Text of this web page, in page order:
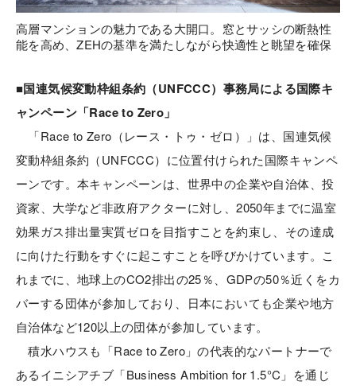
高層マンションの魅力である大開口。窓とサッシの断熱性
能を高め、ZEHの基準を満たしながら快適性と眺望を確保
■国連気候変動枠組条約（UNFCCC）事務局による国際キ
ャンペーン「Race to Zero」
「Race to Zero（レース・トゥ・ゼロ）」は、国連気候
変動枠組条約（UNFCCC）に位置付けられた国際キャンペ
ーンです。本キャンペーンは、世界中の企業や自治体、投
資家、大学など非政府アクターに対し、2050年までに温室
効果ガス排出量実質ゼロを目指すことを約束し、その達成
に向けた行動をすぐに起こすことを呼びかけています。こ
れまでに、地球上のCO2排出の25％、GDPの50％近くをカ
バーする団体が参加しており、日本においても企業や地方
自治体など120以上の団体が参加しています。
積水ハウスも「Race to Zero」の代表的なパートナーで
あるイニシアチブ「Business Ambition for 1.5°C」を通じ